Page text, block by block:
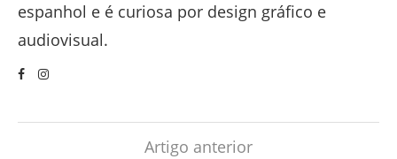
espanhol e é curiosa por design gráfico e
audiovisual.
Artigo anterior